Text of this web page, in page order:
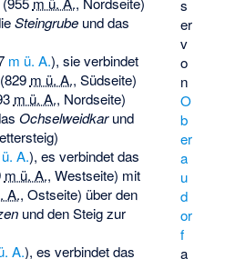
s
er
v
o
n
O
b
er
a
u
d
or
f
a
Steingrubeund das
m ü. A.), sie verbindet
(829 m ü. A., Südseite)
m ü. A., Nordseite)
Ochselweidkarund
A.), es verbindet das
m ü. A., Westseite) mit
A., Ostseite) über den
und den Steig zur
A.), es verbindet das